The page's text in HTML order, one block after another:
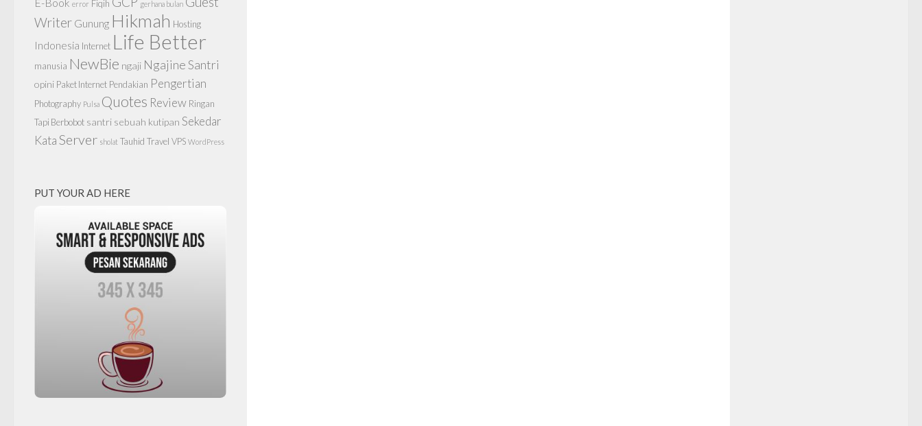
error Fiqih gerhana bulan
Writer Gunung Hikmah Hosting
Indonesia Internet Life Better
manusia NewBie ngaji Ngajine Santri
opini Paket Internet Pendakian Pengertian
Photography Pulsa Quotes Review Ringan
Tapi Berbobot santri sebuah kutipan Sekedar
KataServer sholat Tauhid Travel VPS WordPress
PUT YOUR AD HERE